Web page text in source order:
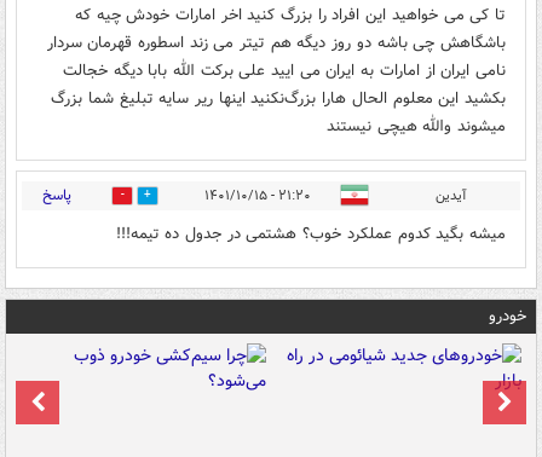
تا کی می خواهید این افراد را بزرگ کنید اخر امارات خودش چیه که
باشگاهش چی باشه دو روز دیگه هم تیتر می زند اسطوره قهرمان سردار
نامی ایران از امارات به ایران می ایید علی برکت الله بابا دیگه خجالت
بکشید این معلوم الحال هارا بزرگ‌نکنید اینها ریر سایه تبلیغ شما بزرگ
میشوند والله هیچی نیستند
آیدین ۲۱:۲۰ - ۱۴۰۱/۱۰/۱۵ 0 پاسخ
میشه بگید کدوم عملکرد خوب؟ هشتمی در جدول ده تیمه!!!
خودرو